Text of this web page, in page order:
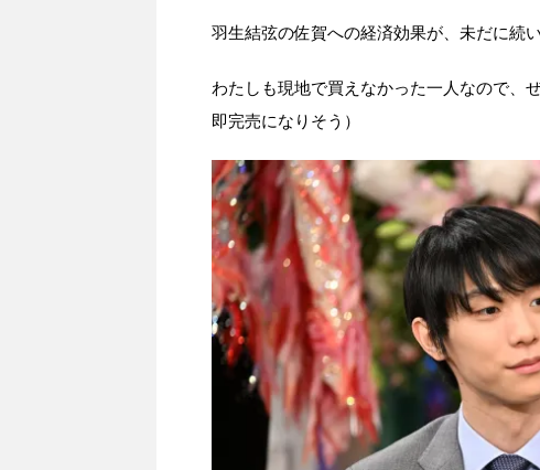
羽生結弦の佐賀への経済効果が、未だに続
わたしも現地で買えなかった一人なので、
即完売になりそう）